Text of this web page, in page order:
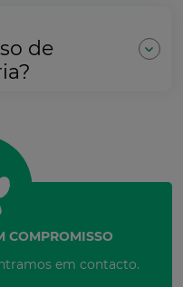
de
COMPROMISSO
em contacto.